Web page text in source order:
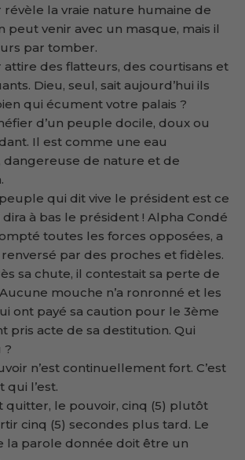
révèle la vraie nature humaine de
peut venir avec un masque, mais il
par tomber.
attire des flatteurs, des courtisans et
Dieu, seul, sait aujourd’hui ils
qui écument votre palais ?
d’un peuple docile, doux ou
Il est comme une eau
dangereuse de nature et de
qui dit vive le président est ce
à bas le président ! Alpha Condé
toutes les forces opposées, a
par des proches et fidèles.
sa chute, il contestait sa perte de
mouche n’a ronronné et les
ont payé sa caution pour le 3ème
pris acte de sa destitution. Qui
?
n’est continuellement fort. C’est
qui l’est.
quitter, le pouvoir, cinq (5) plutôt
cinq (5) secondes plus tard. Le
la parole donnée doit être un